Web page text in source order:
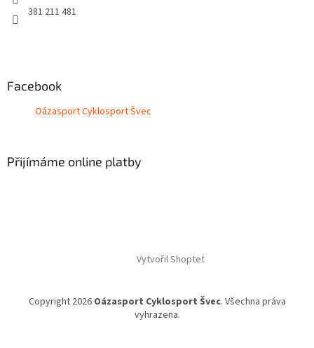
381 211 481
Facebook
Oázasport Cyklosport Švec
Přijímáme online platby
Vytvořil Shoptet
Copyright 2026 Oázasport Cyklosport Švec. Všechna práva
vyhrazena.